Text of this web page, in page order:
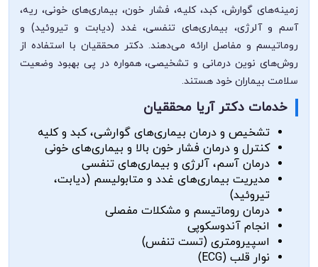
زمینه‌های گوارش، کبد، کلیه، فشار خون، بیماری‌های خونی، ریه،
آسم و آلرژی، بیماری‌های تنفسی، غدد (دیابت و تیروئید) و
روماتیسم و مفاصل ارائه می‌دهند. دکتر محققیان با استفاده از
روش‌های نوین درمانی و تشخیصی، همواره در پی بهبود وضعیت
سلامت بیماران خود هستند.
خدمات دکتر آریا محققیان
تشخیص و درمان بیماری‌های گوارشی، کبد و کلیه
کنترل و درمان فشار خون بالا و بیماری‌های خونی
درمان آسم، آلرژی و بیماری‌های تنفسی
مدیریت بیماری‌های غدد و متابولیسم (دیابت،
تیروئید)
درمان روماتیسم و مشکلات مفصلی
انجام آندوسکوپی
اسپیرومتری (تست تنفس)
نوار قلب (ECG)